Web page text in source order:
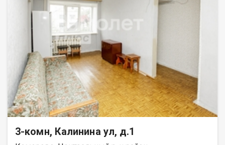
квартире выполнен косметический ремонт, благодаря чему
можно заехать и жить сразу после покупки. Квартира очень
тёплая, комфортная для проживания в любое время года.
Дом расположен в районе с развитой инфраструктурой и
отличной транспортной доступностью. В шаговой
доступности находятся Бульвар Строителей, Московская
площадь, ТЦ «Лето», магазины, школы, детские сады и
остановки общественного транспорта. Удобная транспортная
развязка позволяет быстро добраться в любую часть
города. Дополнительным преимуществом является наличие
хорошей наземной парковки рядом с домом, где всегда
можно найти место для автомобиля. В доме проживают
спокойные и тихие соседи, что создаёт комфортную
атмосферу для проживания. Приобретая недвижимость
через АН «Самолет Плюс», вы получаете:• юридическое
3-комн, Калинина ул, д.1